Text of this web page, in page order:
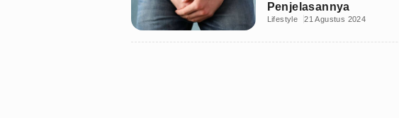
Penjelasannya
Lifestyle 21 Agustus 2024